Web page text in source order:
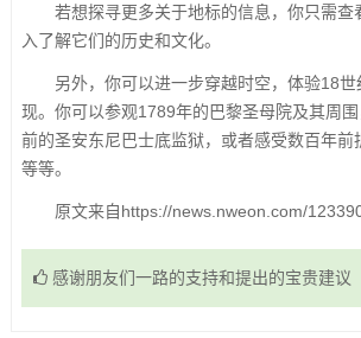
若想探寻更多关于地标的信息，你只需查
入了解它们的历史和文化。
另外，你可以进一步穿越时空，体验18
现。你可以参观1789年的巴黎圣母院及其周
前的圣安东尼巴士底监狱，或者感受数百年前
等等。
原文来自https://news.nweon.com/
感谢朋友们一路的支持和提出的宝贵建议